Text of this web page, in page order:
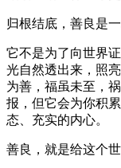
归根结底，善良是
它不是为了向世界
光自然透出来，照
为善，福虽未至，
报，但它会为你积
态、充实的内心。
善良，就是给这个